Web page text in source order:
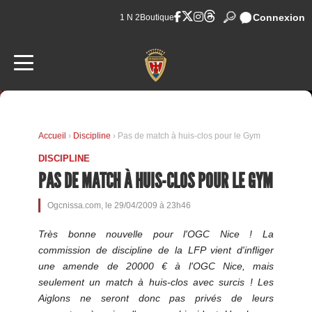
1 N 2 Boutique Connexion
Accueil › Discipline › Pas de match à huis-clos pour le Gym
DISCIPLINE
PAS DE MATCH À HUIS-CLOS POUR LE GYM
Ogcnissa.com, le 29/04/2009 à 23h46
Très bonne nouvelle pour l'OGC Nice ! La
commission de discipline de la LFP vient d'infliger
une amende de 20000 € à l'OGC Nice, mais
seulement un match à huis-clos avec surcis ! Les
Aiglons ne seront donc pas privés de leurs